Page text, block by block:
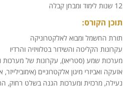
12 שנות לימוד ומבחן קבלה
תוכן הקורס:
תורת החשמל ומבוא לאלקטרוניקה
עקרונות הקליטה והשידור בטלוויזיה והרדיו
מערכות שמע (סטריאו), עקרונות של מערכות
אזעקה ואביזרי מיגון אלקטרוניים
נעילה, מרכזית ומערכות הגנה בשלט רחוק,